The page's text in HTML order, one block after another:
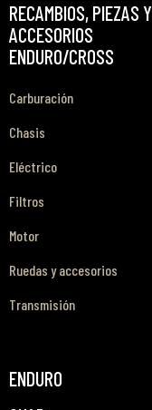
RECAMBIOS, PIEZAS Y
ACCESORIOS
ENDURO/CROSS
Carburación
Chasis
Eléctrico
Filtros
Motor
Ruedas y accesorios
Transmisión
ENDURO